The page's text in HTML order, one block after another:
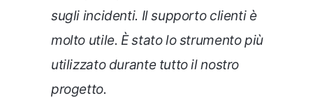
sugli incidenti. Il supporto clienti è
molto utile. È stato lo strumento più
utilizzato durante tutto il nostro
progetto.